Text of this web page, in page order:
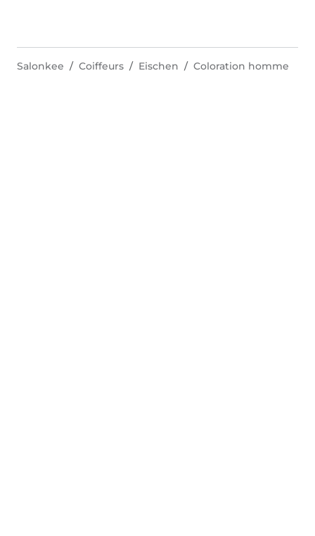
Salonkee Coiffeurs Eischen Coloration homme